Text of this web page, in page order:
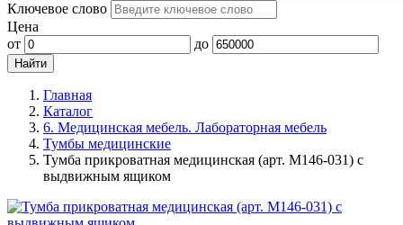
Ключевое слово
Цена
от
до
Главная
Каталог
6. Медицинская мебель. Лабораторная мебель
Тумбы медицинские
Тумба прикроватная медицинская (арт. М146-031) с
выдвижным ящиком